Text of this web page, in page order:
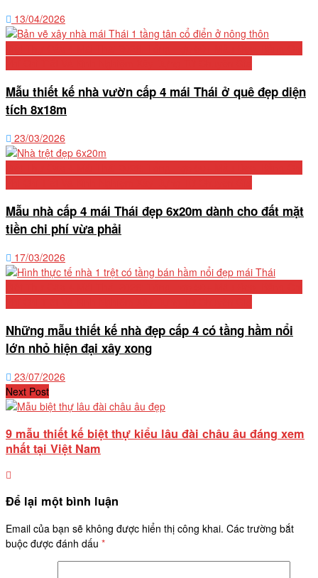
13/04/2026
Mẫu thiết kế nhà vườn cấp 4 mái Thái ở quê đẹp diện
tích 8x18m
23/03/2026
Mẫu nhà cấp 4 mái Thái đẹp 6x20m dành cho đất mặt
tiền chi phí vừa phải
17/03/2026
Những mẫu thiết kế nhà đẹp cấp 4 có tầng hầm nổi
lớn nhỏ hiện đại xây xong
23/07/2026
Next Post
9 mẫu thiết kế biệt thự kiểu lâu đài châu âu đáng xem
nhất tại Việt Nam
Để lại một bình luận
Email của bạn sẽ không được hiển thị công khai. Các trường bắt
buộc được đánh dấu *